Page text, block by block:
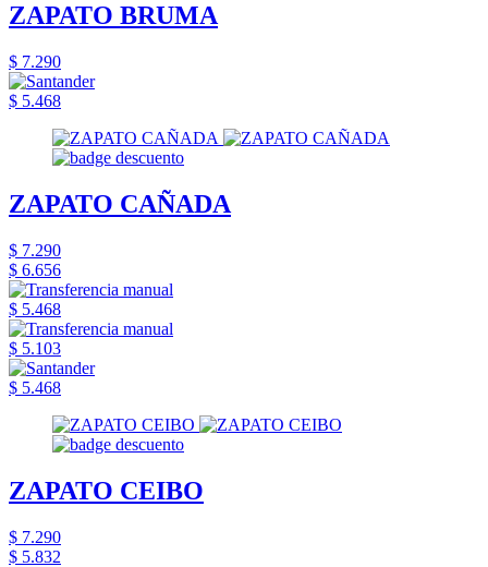
ZAPATO BRUMA
$ 7.290
$ 5.468
ZAPATO CAÑADA
$ 7.290
$ 6.656
$ 5.468
$ 5.103
$ 5.468
ZAPATO CEIBO
$ 7.290
$ 5.832